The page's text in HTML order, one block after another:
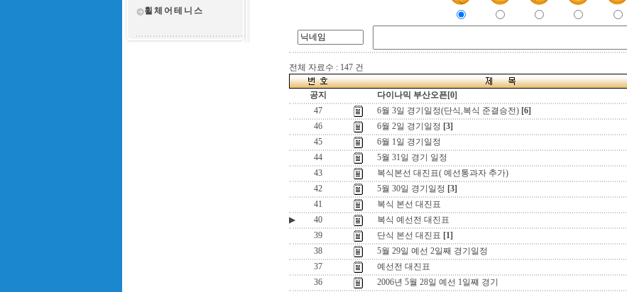
휠체어테니스
전체 자료수 : 147 건
공지 다이나믹 부산오픈[0]
47
6월 3일 경기일정(단식,복식 준결승전) [6]
46
6월 2일 경기일정 [3]
45
6월 1일 경기일정
44
5월 31일 경기 일정
43
복식본선 대진표( 예선통과자 추가)
42
5월 30일 경기일정 [3]
41
복식 본선 대진표
▶
40 복식 예선전 대진표
39
단식 본선 대진표 [1]
38
5월 29일 예선 2일째 경기일정
37
예선전 대진표
36
2006년 5월 28일 예선 1일쨰 경기